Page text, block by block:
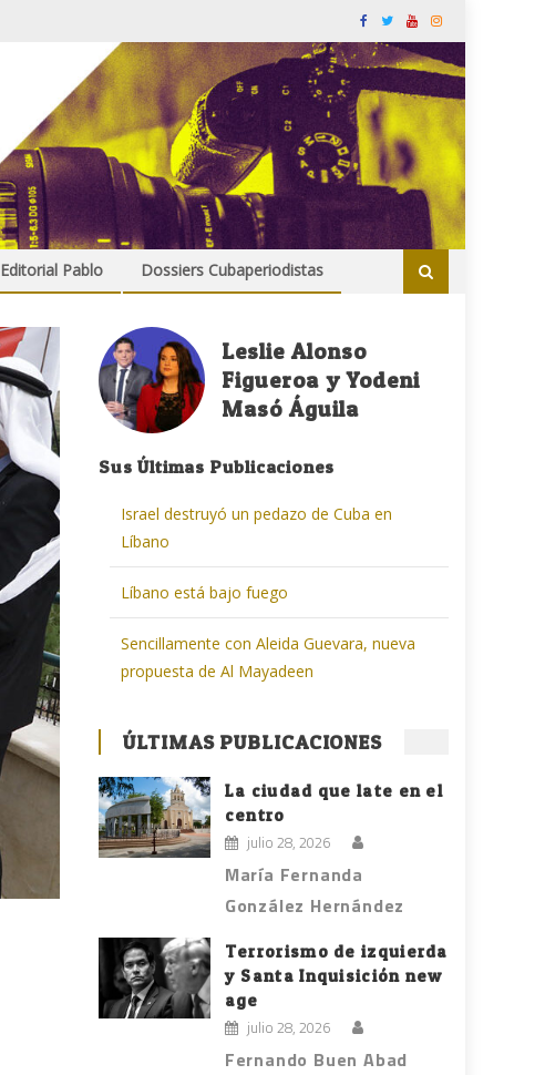
Editorial Pablo Dossiers Cubaperiodistas
Leslie Alonso
Figueroa y Yodeni
Masó Águila
Sus Últimas Publicaciones
Israel destruyó un pedazo de Cuba en
Líbano
Líbano está bajo fuego
Sencillamente con Aleida Guevara, nueva
propuesta de Al Mayadeen
ÚLTIMAS PUBLICACIONES
La ciudad que late en el
centro
julio 28, 2026
María Fernanda
González Hernández
Terrorismo de izquierda
y Santa Inquisición new
age
julio 28, 2026
Fernando Buen Abad